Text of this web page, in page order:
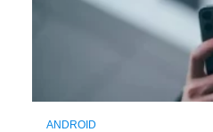
ANDROID